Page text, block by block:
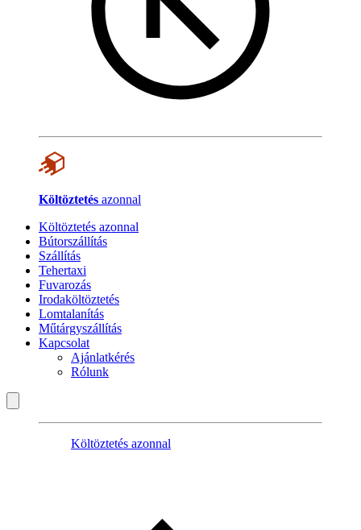
Költöztetés azonnal
Költöztetés azonnal
Bútorszállítás
Szállítás
Tehertaxi
Fuvarozás
Irodaköltöztetés
Lomtalanítás
Műtárgyszállítás
Kapcsolat
Ajánlatkérés
Rólunk
Költöztetés azonnal